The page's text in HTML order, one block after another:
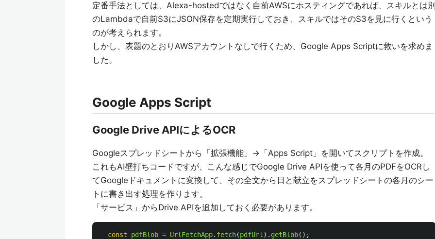
定番手法としては、Alexa-hostedではなく自前AWSにホスティングであれば、スキルとは
のLambdaで自前S3にJSON保存を定期実行しておき、スキルではそのS3を見に行くという
のが考えられます。
しかし、表題のとおりAWSアカウントなしで行くため、Google Apps Scriptに救いを求めま
した。
Google Apps Script
Google Drive APIによるOCR
Googleスプレッドシートから「拡張機能」→「Apps Script」を開いてスクリプトを作成。
これもAI壁打ちコードですが、こんな感じでGoogle Drive APIを使って各月のPDFをOCRし
てGoogleドキュメントに変換して、その全文から日と献立をスプレッドシートの各月のシー
トに書き出す処理を作ります。
「サービス」からDrive APIを追加しておく必要があります。
const pdfBlob = UrlFetchApp. fetch(pdfUrl ). getBlob();